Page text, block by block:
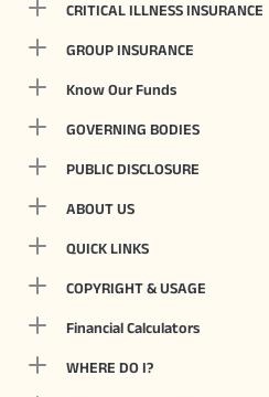
CRITICAL ILLNESS INSURANCE
GROUP INSURANCE
Know Our Funds
GOVERNING BODIES
PUBLIC DISCLOSURE
ABOUT US
QUICK LINKS
COPYRIGHT & USAGE
Financial Calculators
WHERE DO I?